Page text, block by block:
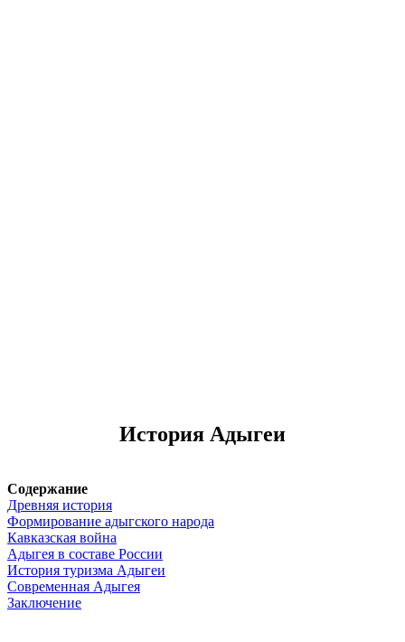
История Адыгеи
Содержание
Древняя история
Формирование адыгского народа
Кавказская война
Адыгея в составе России
История туризма Адыгеи
Современная Адыгея
Заключение